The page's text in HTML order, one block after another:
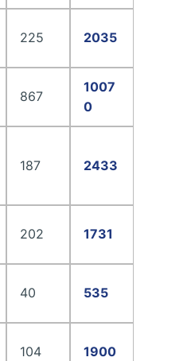
225 2035
867
1007
0
187 2433
202 1731
40 535
104 1900